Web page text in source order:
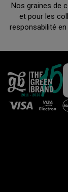
Nos graines de
et pour les
responsabilité